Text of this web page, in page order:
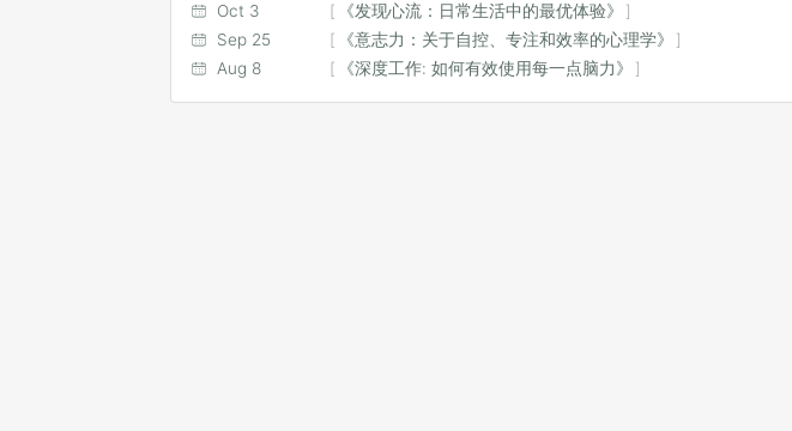
Oct 3
《发现心流：日常生活中的最优体验》
Sep 25
《意志力：关于自控、专注和效率的心理学》
Aug 8
《深度工作: 如何有效使用每一点脑力》